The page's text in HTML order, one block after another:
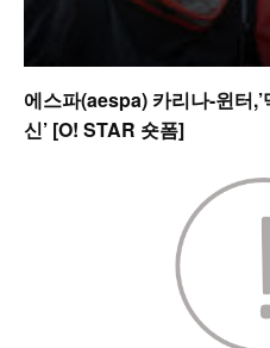
에스파(aespa) 카리나-윈터
신’ [O! STAR 숏폼]